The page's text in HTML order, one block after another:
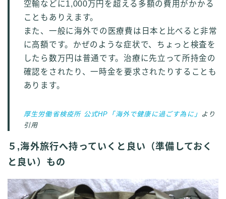
空輸などに1,000万円を超える多額の費用がかかる
こともありえます。
また、一般に海外での医療費は日本と比べると非常
に高額です。かぜのような症状で、ちょっと検査を
したら数万円は普通です。治療に先立って所持金の
確認をされたり、一時金を要求されたりすることも
あります。
厚生労働省検疫所 公式HP「海外で健康に過ごす為に」 より
引用
５,海外旅行へ持っていくと良い（準備しておく
と良い）もの